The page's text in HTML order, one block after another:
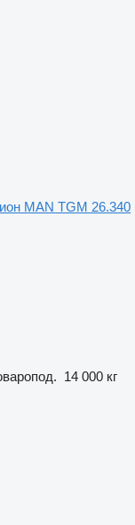
MAN TGM 26.340
14 000 кг